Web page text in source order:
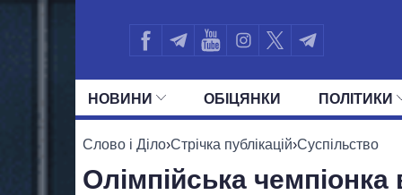
НОВИНИ ОБIЦЯНКИ ПОЛIТИКИ
УСІ ПОЛІТИКИ ПРЕЗИДЕНТ І ОФІС
Слово і Діло›Стрічка публікацій›Суспільство
Олімпійська чемпіонка